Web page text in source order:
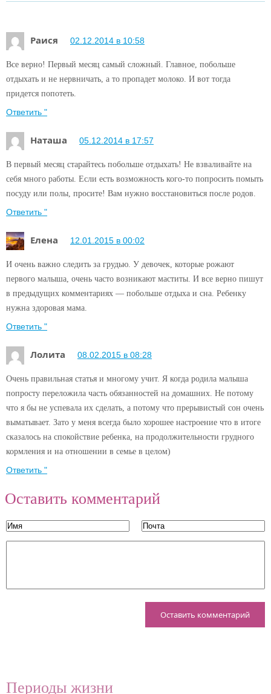
Раися 02.12.2014 в 10:58
Все верно! Первый месяц самый сложный. Главное, побольше
отдыхать и не нервничать, а то пропадет молоко. И вот тогда
придется попотеть.
Ответить "
Наташа 05.12.2014 в 17:57
В первый месяц старайтесь побольше отдыхать! Не взваливайте на
себя много работы. Если есть возможность кого-то попросить помыть
посуду или полы, просите! Вам нужно восстановиться после родов.
Ответить "
Елена 12.01.2015 в 00:02
И очень важно следить за грудью. У девочек, которые рожают
первого малыша, очень часто возникают маститы. И все верно пишут
в предыдущих комментариях — побольше отдыха и сна. Ребенку
нужна здоровая мама.
Ответить "
Лолита 08.02.2015 в 08:28
Очень правильная статья и многому учит. Я когда родила малыша
попросту переложила часть обязанностей на домашних. Не потому
что я бы не успевала их сделать, а потому что прерывистый сон очень
выматывает. Зато у меня всегда было хорошее настроение что в итоге
сказалось на спокойствие ребенка, на продолжительности грудного
кормления и на отношении в семье в целом)
Ответить "
Оставить комментарий
Периоды жизни